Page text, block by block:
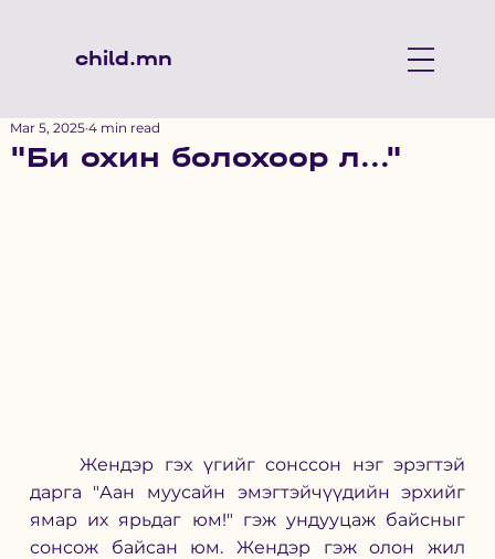
child.mn
"Би охин болохоор л..."
Mar 5, 2025 4 min read
дарга "Аан муусайн эмэгтэйчүүдийн эрхийг
ямар их ярьдаг юм!" гэж ундууцаж байсныг
сонсож байсан юм. Жендэр гэж олон жил